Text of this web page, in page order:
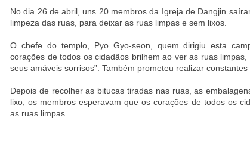
No dia 26 de abril, uns 20 membros da Igreja de Dangjin
limpeza das ruas, para deixar as ruas limpas e sem lixos.
O chefe do templo, Pyo Gyo-seon, quem dirigiu esta
corações de todos os cidadãos brilhem ao ver as ruas
seus amáveis sorrisos”. Também prometeu realizar
Depois de recolher as bitucas tiradas nas ruas, as
lixo, os membros esperavam que os corações de todos os
as ruas limpas.